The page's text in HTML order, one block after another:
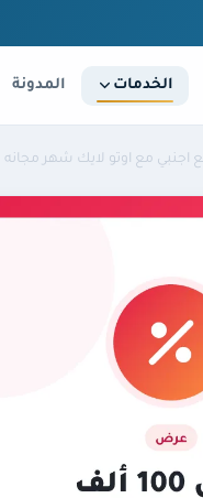
الخدمات المدونة